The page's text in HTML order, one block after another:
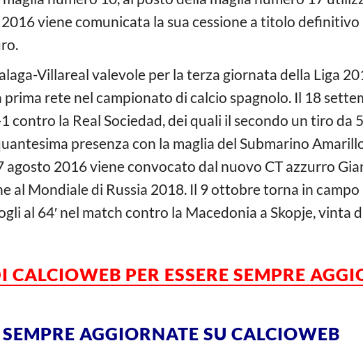
viene comunicata la sua cessione a titolo
Villareal valevole per la terza giornata della Liga
rete nel campionato di calcio spagnolo. Il 18
la Real Sociedad, dei quali il secondo un tiro da
presenza con la maglia del Submarino
2016 viene convocato dal nuovo CT azzurro
al Mondiale di Russia 2018. Il 9 ottobre torna in campo
al 64′ nel match contro la Macedonia a Skopje, vinta
CALCIOWEB PER ESSERE SEMPRE
AGGIORNATE SU CALCIOWEB